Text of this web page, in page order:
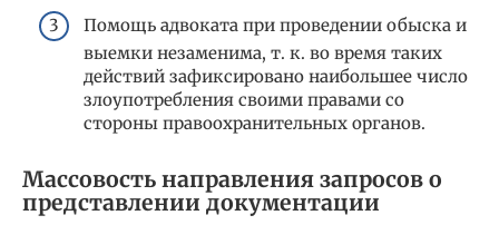
Помощь адвоката при проведении обыска и
выемки незаменима, т. к. во время таких
действий зафиксировано наибольшее число
злоупотребления своими правами со
стороны правоохранительных органов.
Массовость направления запросов о
представлении документации